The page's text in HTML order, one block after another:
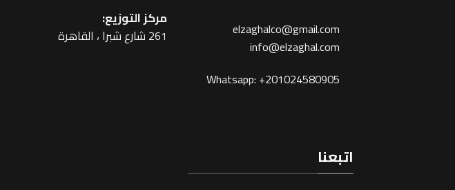
elzaghalco@gmail.com
info@elzaghal.com
Whatsapp: +201024580905
اتبعنا
مركز التوزيع:
261 شارع شبرا ، القاهرة